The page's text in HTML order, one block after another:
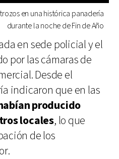
en una histórica panadería
durante la noche de Fin de Año
en sede policial y el
por las cámaras de
Desde el
indicaron que en las
producido
locales, lo que
de los